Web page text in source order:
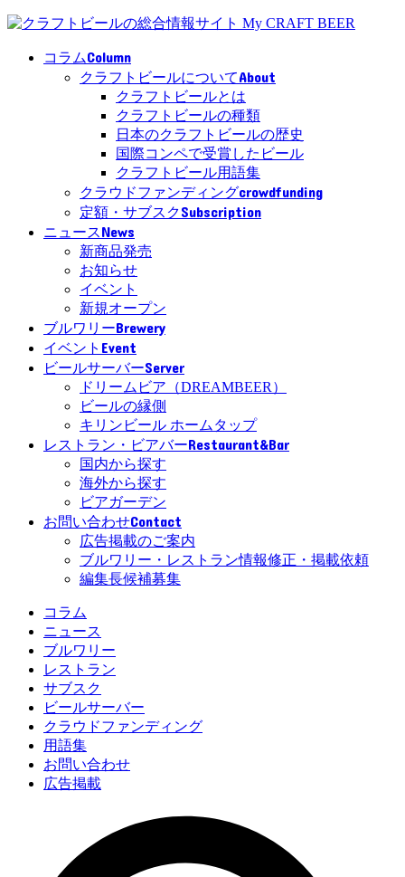
コラムColumn
クラフトビールについてAbout
クラフトビールとは
クラフトビールの種類
日本のクラフトビールの歴史
国際コンペで受賞したビール
クラフトビール用語集
クラウドファンディングcrowdfunding
定額・サブスクSubscription
ニュースNews
新商品発売
お知らせ
イベント
新規オープン
ブルワリーBrewery
イベント Event
ビールサーバーServer
ドリームビア（DREAMBEER）
ビールの縁側
キリンビール ホームタップ
レストラン・ビアバーRestaurant&Bar
国内から探す
海外から探す
ビアガーデン
お問い合わせContact
広告掲載のご案内
ブルワリー・レストラン情報修正・掲載依頼
編集長候補募集
コラム
ニュース
ブルワリー
レストラン
サブスク
ビールサーバー
クラウドファンディング
用語集
お問い合わせ
広告掲載